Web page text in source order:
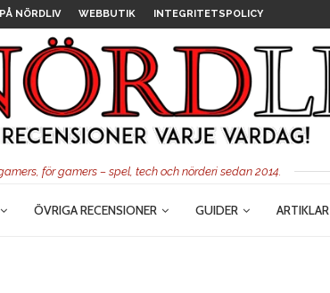
NÖRDLIV WEBBUTIK INTEGRITETSPOLICY
för gamers – spel, tech och nörderi sedan 2014.
ÖVRIGA RECENSIONER GUIDER ARTIKLAR